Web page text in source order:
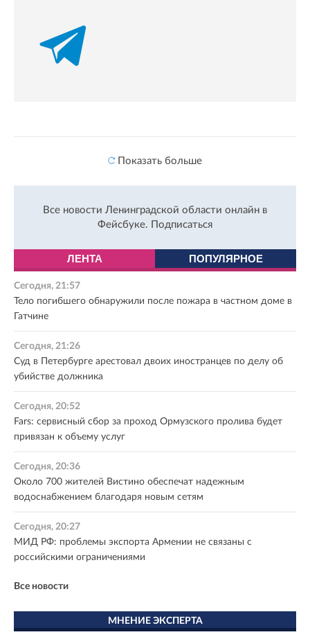
Показать больше
Все новости Ленинградской области онлайн в
Фейсбуке. Подписаться
ЛЕНТА ПОПУЛЯРНОЕ
Сегодня, 21:57
Тело погибшего обнаружили после пожара в частном доме в
Гатчине
Сегодня, 21:26
Суд в Петербурге арестовал двоих иностранцев по делу об
убийстве должника
Сегодня, 20:52
Fars: сервисный сбор за проход Ормузского пролива будет
привязан к объему услуг
Сегодня, 20:36
Около 700 жителей Вистино обеспечат надежным
водоснабжением благодаря новым сетям
Сегодня, 20:27
МИД РФ: проблемы экспорта Армении не связаны с
российскими ограничениями
Все новости
МНЕНИЕ ЭКСПЕРТА